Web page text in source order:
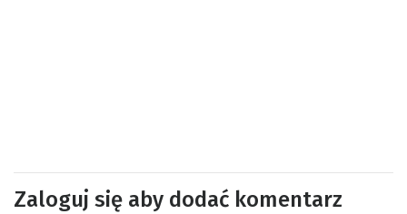
Zaloguj się aby dodać komentarz